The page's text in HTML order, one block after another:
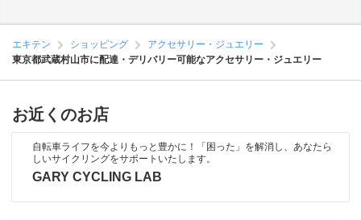
エキテン ショッピング
アクセサリー・ジュエリー
東京都武蔵村山市に配達・デリバリー可能なアクセサリー・ジュエリー
お近くのお店
自転車ライフを今よりもっと豊かに！「困った」を解消し、あなたら
しいサイクリングをサポートいたします。
GARY CYCLING LAB